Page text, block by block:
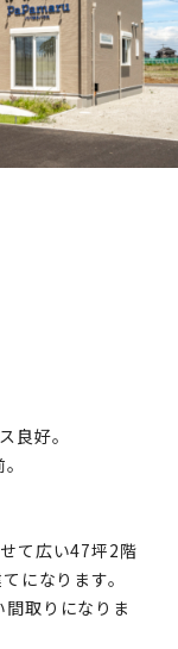
良好。
て広い47坪2階
になります。
取りになりま